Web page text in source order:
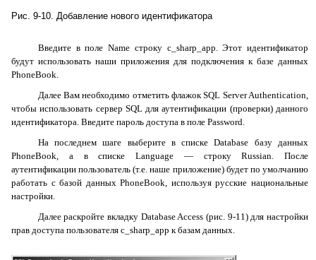
Рис. 9-10. Добавление нового идентификатора
Введите в полеName строку c_ sharp app. Этот идентификатор
будут использовать наши приложения для подключения к базе данных
PhoneBook.
Далее Вам необходимо отметить флажокSQL ServerAuthentication,
чтобы использовать сервер SQLдля аутентификации (проверки) данного
идентификатора. Введите пароль доступа в поле Password.
На последнем шаге выберите в спискеDatabase базу данных
PhoneBook, а в списке Language — строкуRussian. После
аутентификации пользователь (т.е. наше приложение) будет по умолчанию
работать с базой данныхPhoneBook, используя русские национальные
настройки.
Далее раскройте вкладку DatabaseAccess (рис. 9-11) для настройки
прав доступа пользователя c sharp app к базам данных.